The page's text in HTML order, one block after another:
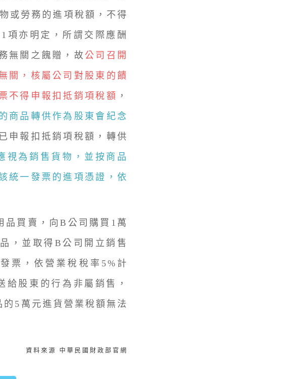
或勞務的進項稅額，不得
項亦明定，所謂交際應酬
無關之餽贈，故公司召開
關，核屬公司對股東的饋
不得申報扣抵銷項稅額 ，
商品轉供作為股東會紀念
申報扣抵銷項稅額，轉供
視為銷售貨物，並按商品
統一發票的進項憑證，依
買賣，向B公司購買1萬
，並取得B公司開立銷售
票，依營業稅稅率5%計
股東的行為非屬銷售，
5萬元進貨營業稅額無法
資料來源 中華民國財政部官網